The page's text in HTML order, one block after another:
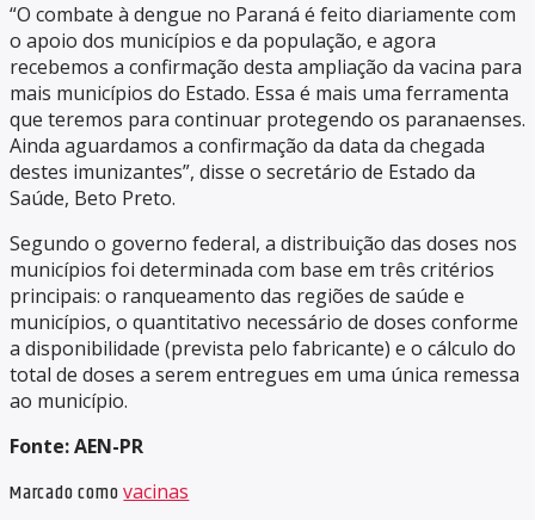
“O combate à dengue no Paraná é feito diariamente com
o apoio dos municípios e da população, e agora
recebemos a confirmação desta ampliação da vacina para
mais municípios do Estado. Essa é mais uma ferramenta
que teremos para continuar protegendo os paranaenses.
Ainda aguardamos a confirmação da data da chegada
destes imunizantes”, disse o secretário de Estado da
Saúde, Beto Preto.
Segundo o governo federal, a distribuição das doses nos
municípios foi determinada com base em três critérios
principais: o ranqueamento das regiões de saúde e
municípios, o quantitativo necessário de doses conforme
a disponibilidade (prevista pelo fabricante) e o cálculo do
total de doses a serem entregues em uma única remessa
ao município.
Fonte: AEN-PR
Marcado comovacinas